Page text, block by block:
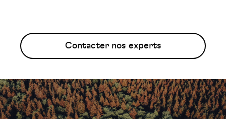
Contacter nos experts